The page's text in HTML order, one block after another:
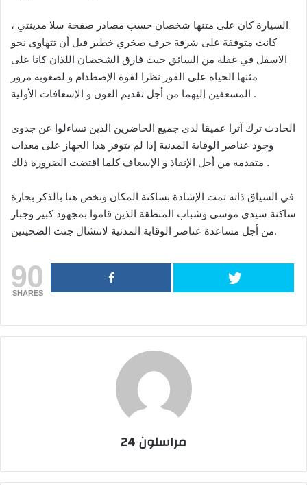
السيارة كان على متنها شخصان حسب مصادر صفحة سلا مدينتي ،
كانت متوقفة على شرفة جرف صخري خطير قبل أن تتهاوى نحو
الاسفل في غفلة من السائق حيث فارق الشخصان اللذان كانا على
مثنها الحياة على الفور نظرا لقوة الإصطدام و لصعوبة مرور
المسعفين إليهما من أجل تقديم العون و الإسعافات الأولية .
الحادث ترك آثرا عميقا لدى جميع الحاضرين الذين تساءلوا عن جدوى
وجود عناصر الوقاية المدنية إذا لم يتوفر هذا الجهاز على معدات
متقدمة من أجل الإنقاذ و الإسعاف كلما اقتضت الضرورة ذلك .
في السياق ذاته تمت الإشادة بساكنة المكان ونخص هنا بالذكر بحارة
ساكنة سيدي موسى وشباب المنطقة الذين قاموا بمجهود كبير وجبار
من أجل مساعدة عناصر الوقاية المدنية لانتشال جتث الضحيتين.
90
SHARES
مراسلون 24